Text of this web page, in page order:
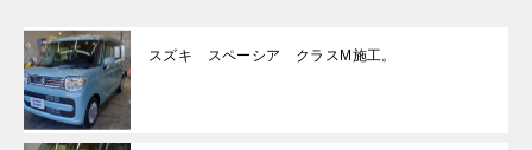
スズキ スペーシア クラスM施工。